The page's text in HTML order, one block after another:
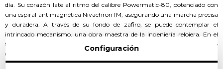
día. Su corazón late al ritmo del calibre Powermatic-80, potenciado con
una espiral antimagnética NivachronTM, asegurando una marcha precisa
y duradera. A través de su fondo de zafiro, se puede contemplar el
intrincado mecanismo, una obra maestra de la ingeniería relojera. En el
frente, vibrantes esferas, como el verde oscuro con un acabado de rayos de
sol, añaden un toque de color al conjunto.
Configuración